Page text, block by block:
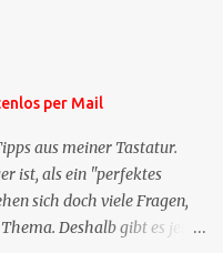
per Mail
aus meiner Tastatur.
ist, als ein "perfektes
sich doch viele Fragen,
Deshalb gibt es jetzt